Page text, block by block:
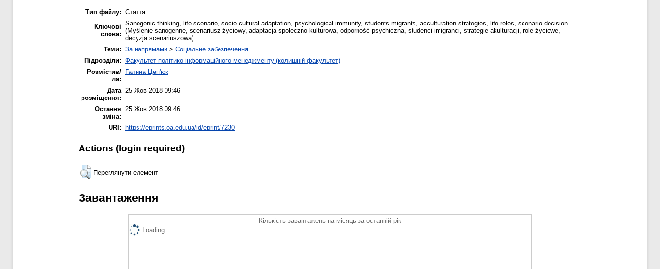
Тип файлу: Стаття
Ключові
слова:
Sanogenic thinking, life scenario, socio-cultural adaptation, psychological immunity, students-migrants, acculturation strategies, life roles, scenario decision
(Myślenie sanogenne, scenariusz życiowy, adaptacja społeczno-kulturowa, odporność psychiczna, studenci-imigranci, strategie akulturacji, role życiowe,
decyzja scenariuszowa)
Теми: За напрямами > Соціальне забезпечення
Підрозділи: Факультет політико-інформаційного менеджменту (колишній факультет)
Розмістив/
ла:
Галина Цеп'юк
Дата
розміщення:
25 Жов 2018 09:46
Остання
зміна:
25 Жов 2018 09:46
URI: https://eprints.oa.edu.ua/id/eprint/7230
Actions (login required)
Переглянути елемент
Завантаження
Кількість завантажень на місяць за останній рік
Loading...